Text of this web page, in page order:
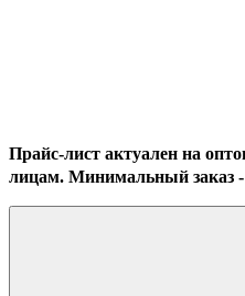
Прайс-лист актуален на
лицам. Минимальный заказ -